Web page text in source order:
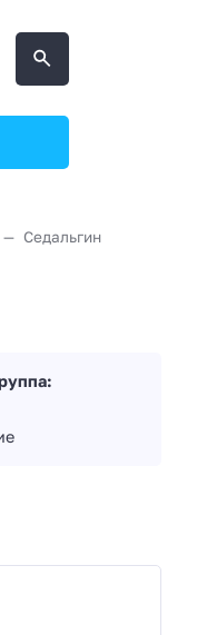
Седальгин